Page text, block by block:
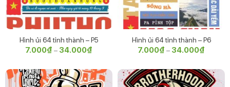
Hình ủi 64 tỉnh thành – P5
7.000₫ – 34.000₫
7.000₫
đến
34.000₫
Hình ủi 64 tỉnh thành – P6
7.000₫ – 34.000₫
7.000₫
đến